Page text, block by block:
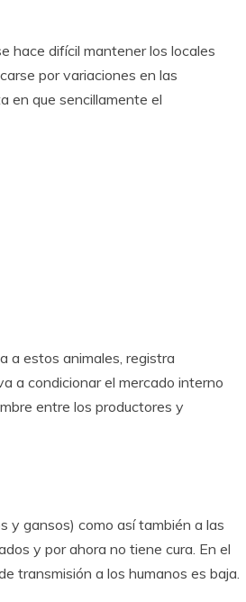
hace difícil mantener los locales
por variaciones en las
en que sencillamente el
a estos animales, registra
a condicionar el mercado interno
entre los productores y
y gansos) como así también a las
y por ahora no tiene cura. En el
transmisión a los humanos es baja.